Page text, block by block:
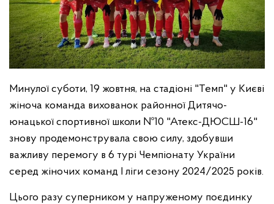
Минулої суботи, 19 жовтня, на стадіоні "Темп" у Києві
жіноча команда вихованок районної Дитячо-
юнацької спортивної школи №10 "Атекс-ДЮСШ-16"
знову продемонструвала свою силу, здобувши
важливу перемогу в 6 турі Чемпіонату України
серед жіночих команд І ліги сезону 2024/2025 років.
Цього разу суперником у напруженому поєдинку